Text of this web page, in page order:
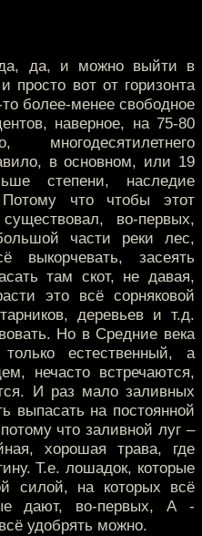
да, и можно выйти в
просто вот от горизонта
то более-менее свободное
наверное, на 75-80
многодесятилетнего
в основном, или 19
степени, наследие
Потому что чтобы этот
во-первых,
части реки лес,
выкорчевать, засеять
там скот, не давая,
это всё сорняковой
деревьев и т.д.
Но в Средние века
естественный, а
нечасто встречаются,
И раз мало заливных
выпасать на постоянной
что заливной луг –
хорошая трава, где
Т.е. лошадок, которые
силой, на которых всё
дают, во-первых, А -
удобрять можно.